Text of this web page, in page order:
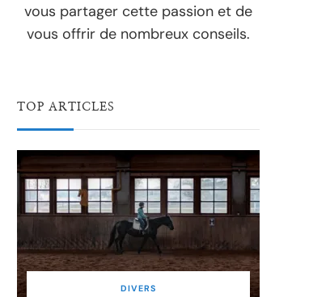
vous partager cette passion et de
vous offrir de nombreux conseils.
TOP ARTICLES
DIVERS